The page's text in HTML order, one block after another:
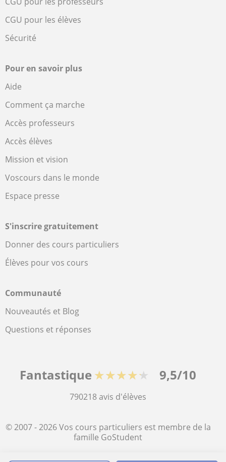
CGU pour les élèves
Sécurité
Pour en savoir plus
Aide
Comment ça marche
Accès professeurs
Accès élèves
Mission et vision
Voscours dans le monde
Espace presse
S'inscrire gratuitement
Donner des cours particuliers
Élèves pour vos cours
Communauté
Nouveautés et Blog
Questions et réponses
Fantastique ★★★★★ 9,5/10
790218avis d'élèves
© 2007 - 2026 Vos cours particuliers est membre de la
famille GoStudent